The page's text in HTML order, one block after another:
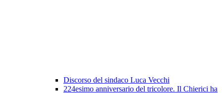
Discorso del sindaco Luca Vecchi
224esimo anniversario del tricolore. Il Chierici ha